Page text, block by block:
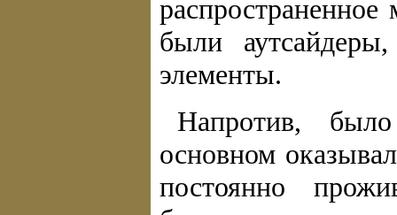
были
элементы.
Напротив,
основном
постоянно